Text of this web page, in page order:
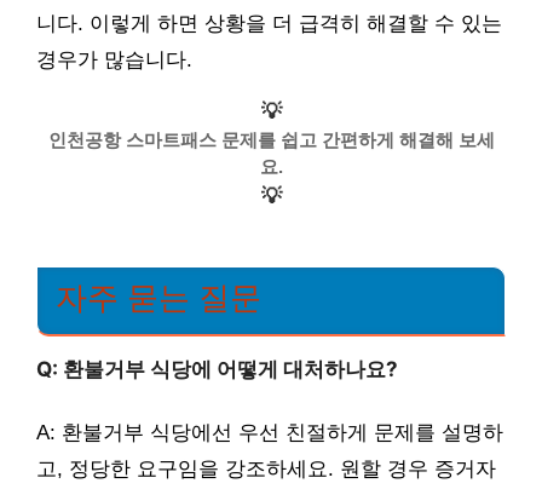
니다. 이렇게 하면 상황을 더 급격히 해결할 수 있는
경우가 많습니다.
💡
인천공항 스마트패스 문제를 쉽고 간편하게 해결해 보세
요.
💡
자주 묻는 질문
Q: 환불거부 식당에 어떻게 대처하나요?
A: 환불거부 식당에선 우선 친절하게 문제를 설명하
고, 정당한 요구임을 강조하세요. 원할 경우 증거자